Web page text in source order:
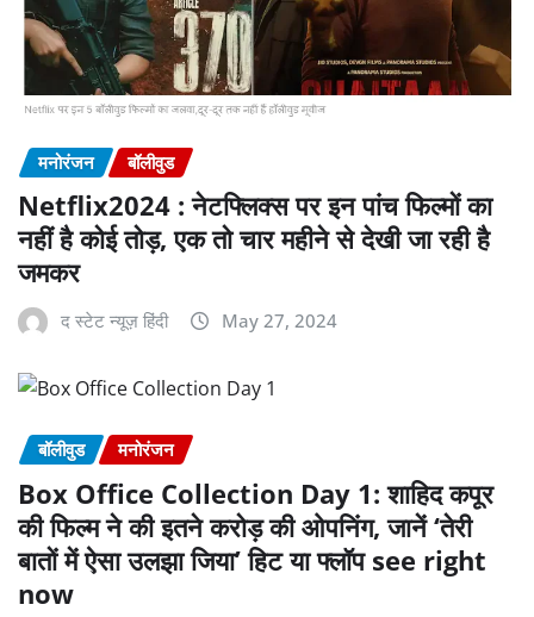
मनोरंजन बॉलीवुड
Netflix2024 : नेटफ्लिक्स पर इन पांच फिल्मों का
नहीं है कोई तोड़, एक तो चार महीने से देखी जा रही है
जमकर
द स्टेट न्यूज़ हिंदी May 27, 2024
बॉलीवुड मनोरंजन
Box Office Collection Day 1: शाहिद कपूर
की फिल्म ने की इतने करोड़ की ओपनिंग, जानें ‘तेरी
बातों में ऐसा उलझा जिया’ हिट या फ्लॉप see right
now